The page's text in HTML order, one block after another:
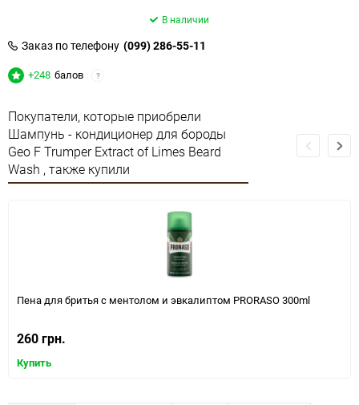
В наличии
Заказ по телефону (099) 286-55-11
+248 балов ?
Покупатели, которые приобрели
Шампунь - кондиционер для бороды
Geo F Trumper Extract of Limes Beard
Wash , также купили
Пена для бритья с ментолом и эвкалиптом PRORASO 300ml
260 грн.
Купить